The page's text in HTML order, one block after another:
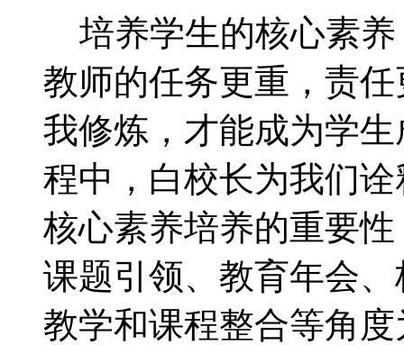
培养学生的核心素养
教师的任务更重，责
我修炼，才能成为学
程中，白校长为我们
核心素养培养的重要
课题引领、教育年会
教学和课程整合等角